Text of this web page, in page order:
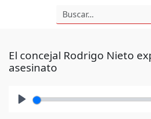
El concejal Rodrigo Nieto
asesinato